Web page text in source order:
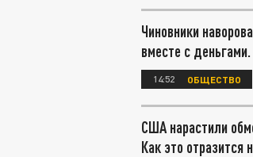
Чиновники
вместе с
14:52 ОБЩЕСТВО
США нарастили
Как это отразится